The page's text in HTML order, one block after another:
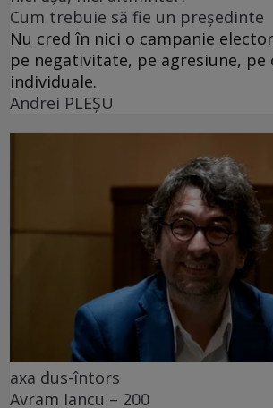
Cum trebuie să fie un președinte
Nu cred în nici o campanie
pe negativitate, pe agresiune,
individuale.
Andrei PLEŞU
axa dus-întors
Avram Iancu – 200